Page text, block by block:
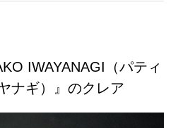
IWAYANAGI（パティ
ナギ）』のクレア